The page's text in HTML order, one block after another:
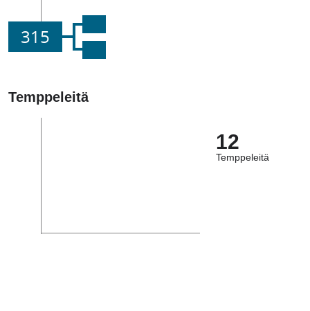
315
Temppeleitä
12
Temppeleitä